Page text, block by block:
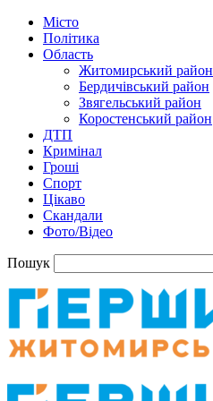
Місто
Політика
Область
Житомирський район
Бердичівський район
Звягельський район
Коростенський район
ДТП
Кримінал
Гроші
Спорт
Цікаво
Скандали
Фото/Відео
Пошук